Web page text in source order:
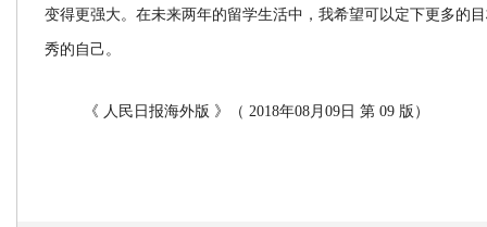
变得更强大。在未来两年的留学生活中，我希望可以定下更多的
秀的自己。
《 人民日报海外版 》（ 2018年08月09日 第 09 版）